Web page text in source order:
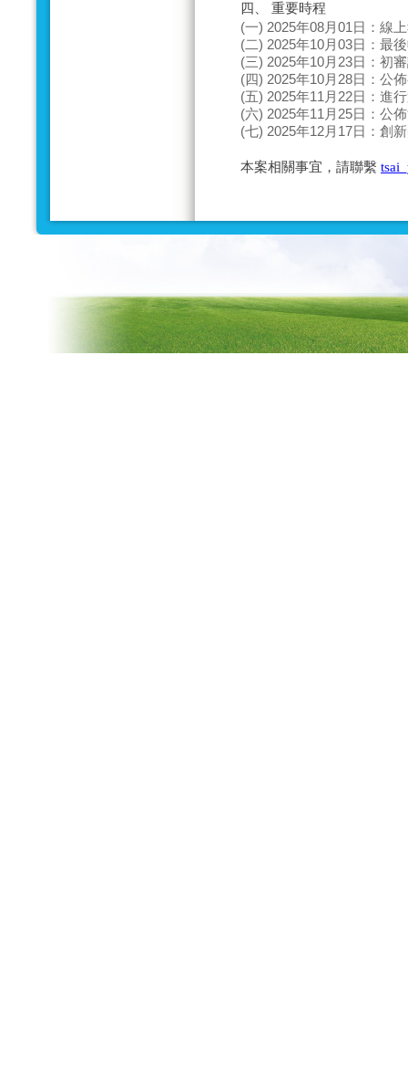
四、 重要時程
(一) 2025年08月01日：線
(二) 2025年10月03日：最
(三) 2025年10月23日：初
(四) 2025年10月28日：公
(五) 2025年11月22日：進
(六) 2025年11月25日：公
(七) 2025年12月17日：創
本案相關事宜，請聯繫